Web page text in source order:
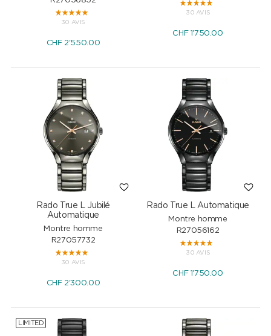
30 AVIS
CHF2'550.00
30 AVIS
CHF1'750.00
Rado True L Jubilé
Automatique
Montre homme
R27057732
30 AVIS
CHF 2'300.00
Rado True L Automatique
Montre homme
R27056162
30 AVIS
CHF 1'750.00
LIMITED